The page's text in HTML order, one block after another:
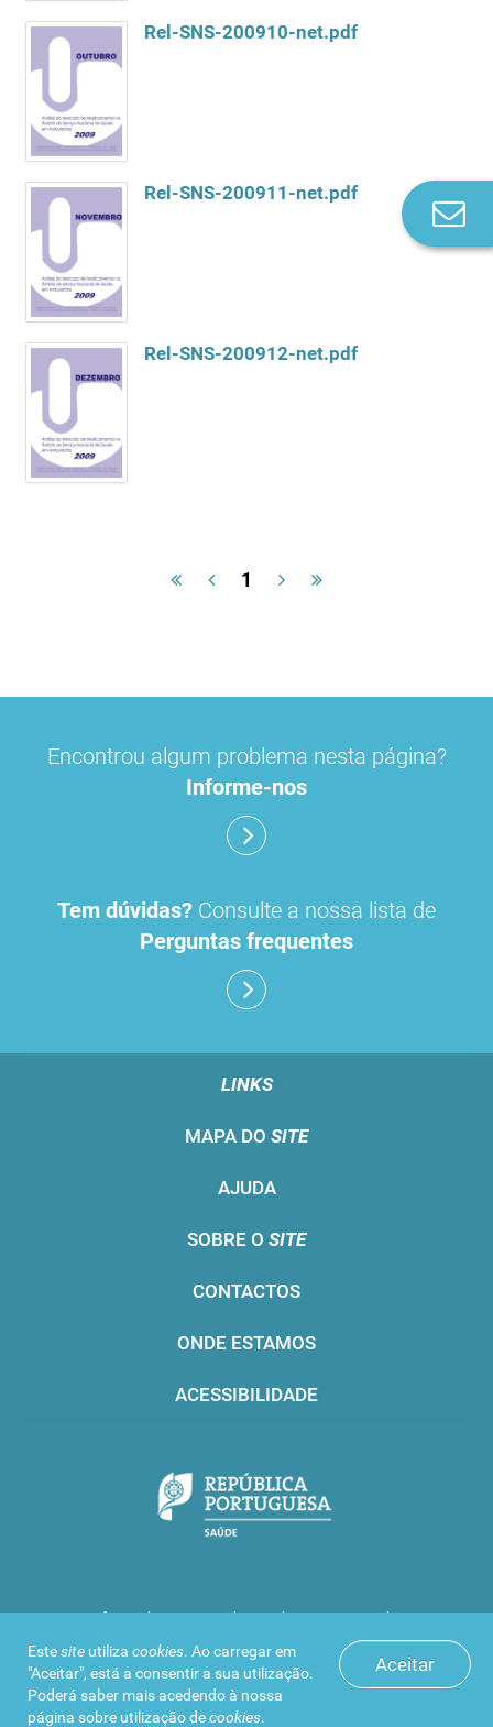
Rel-SNS-200910-net.pdf
Rel-SNS-200911-net.pdf
Rel-SNS-200912-net.pdf
1
Aceitar
Estesite utiliza cookies. Ao carregar em
"Aceitar", está a consentir a sua utilização.
Poderá saber mais acedendo à nossa
página sobre utilização decookies.
Encontrou algum problema nesta página?
Informe-nos
Tem dúvidas? Consulte a nossa lista de
Perguntas frequentes
LINKS
MAPA DO SITE
AJUDA
SOBRE O SITE
CONTACTOS
ONDE ESTAMOS
ACESSIBILIDADE
Infarmed © 2016. Todos os direitos reservados